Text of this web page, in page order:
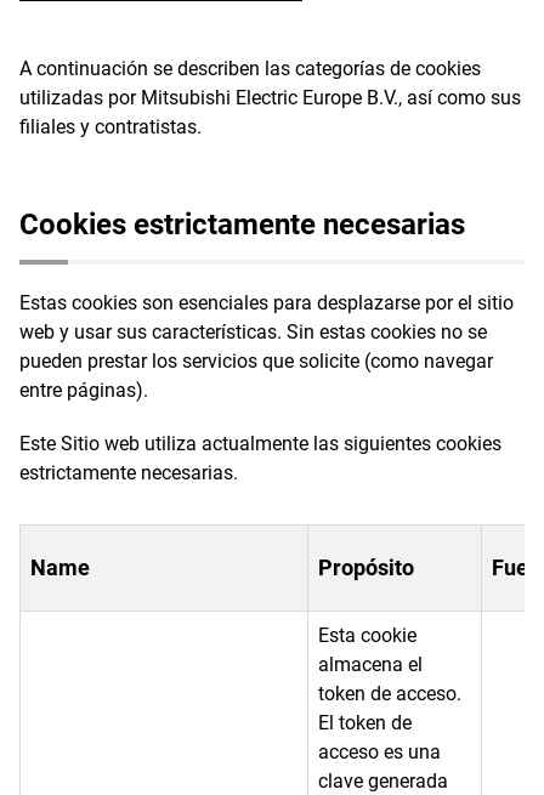
A continuación se describen las categorías de cookies
utilizadas por Mitsubishi Electric Europe B.V., así como sus
filiales y contratistas.
Cookies estrictamente necesarias
Estas cookies son esenciales para desplazarse por el sitio
web y usar sus características. Sin estas cookies no se
pueden prestar los servicios que solicite (como navegar
entre páginas).
Este Sitio web utiliza actualmente las siguientes cookies
estrictamente necesarias.
Name Propósito
Esta cookie
almacena el
token de acceso.
El token de
acceso es una
clave generada